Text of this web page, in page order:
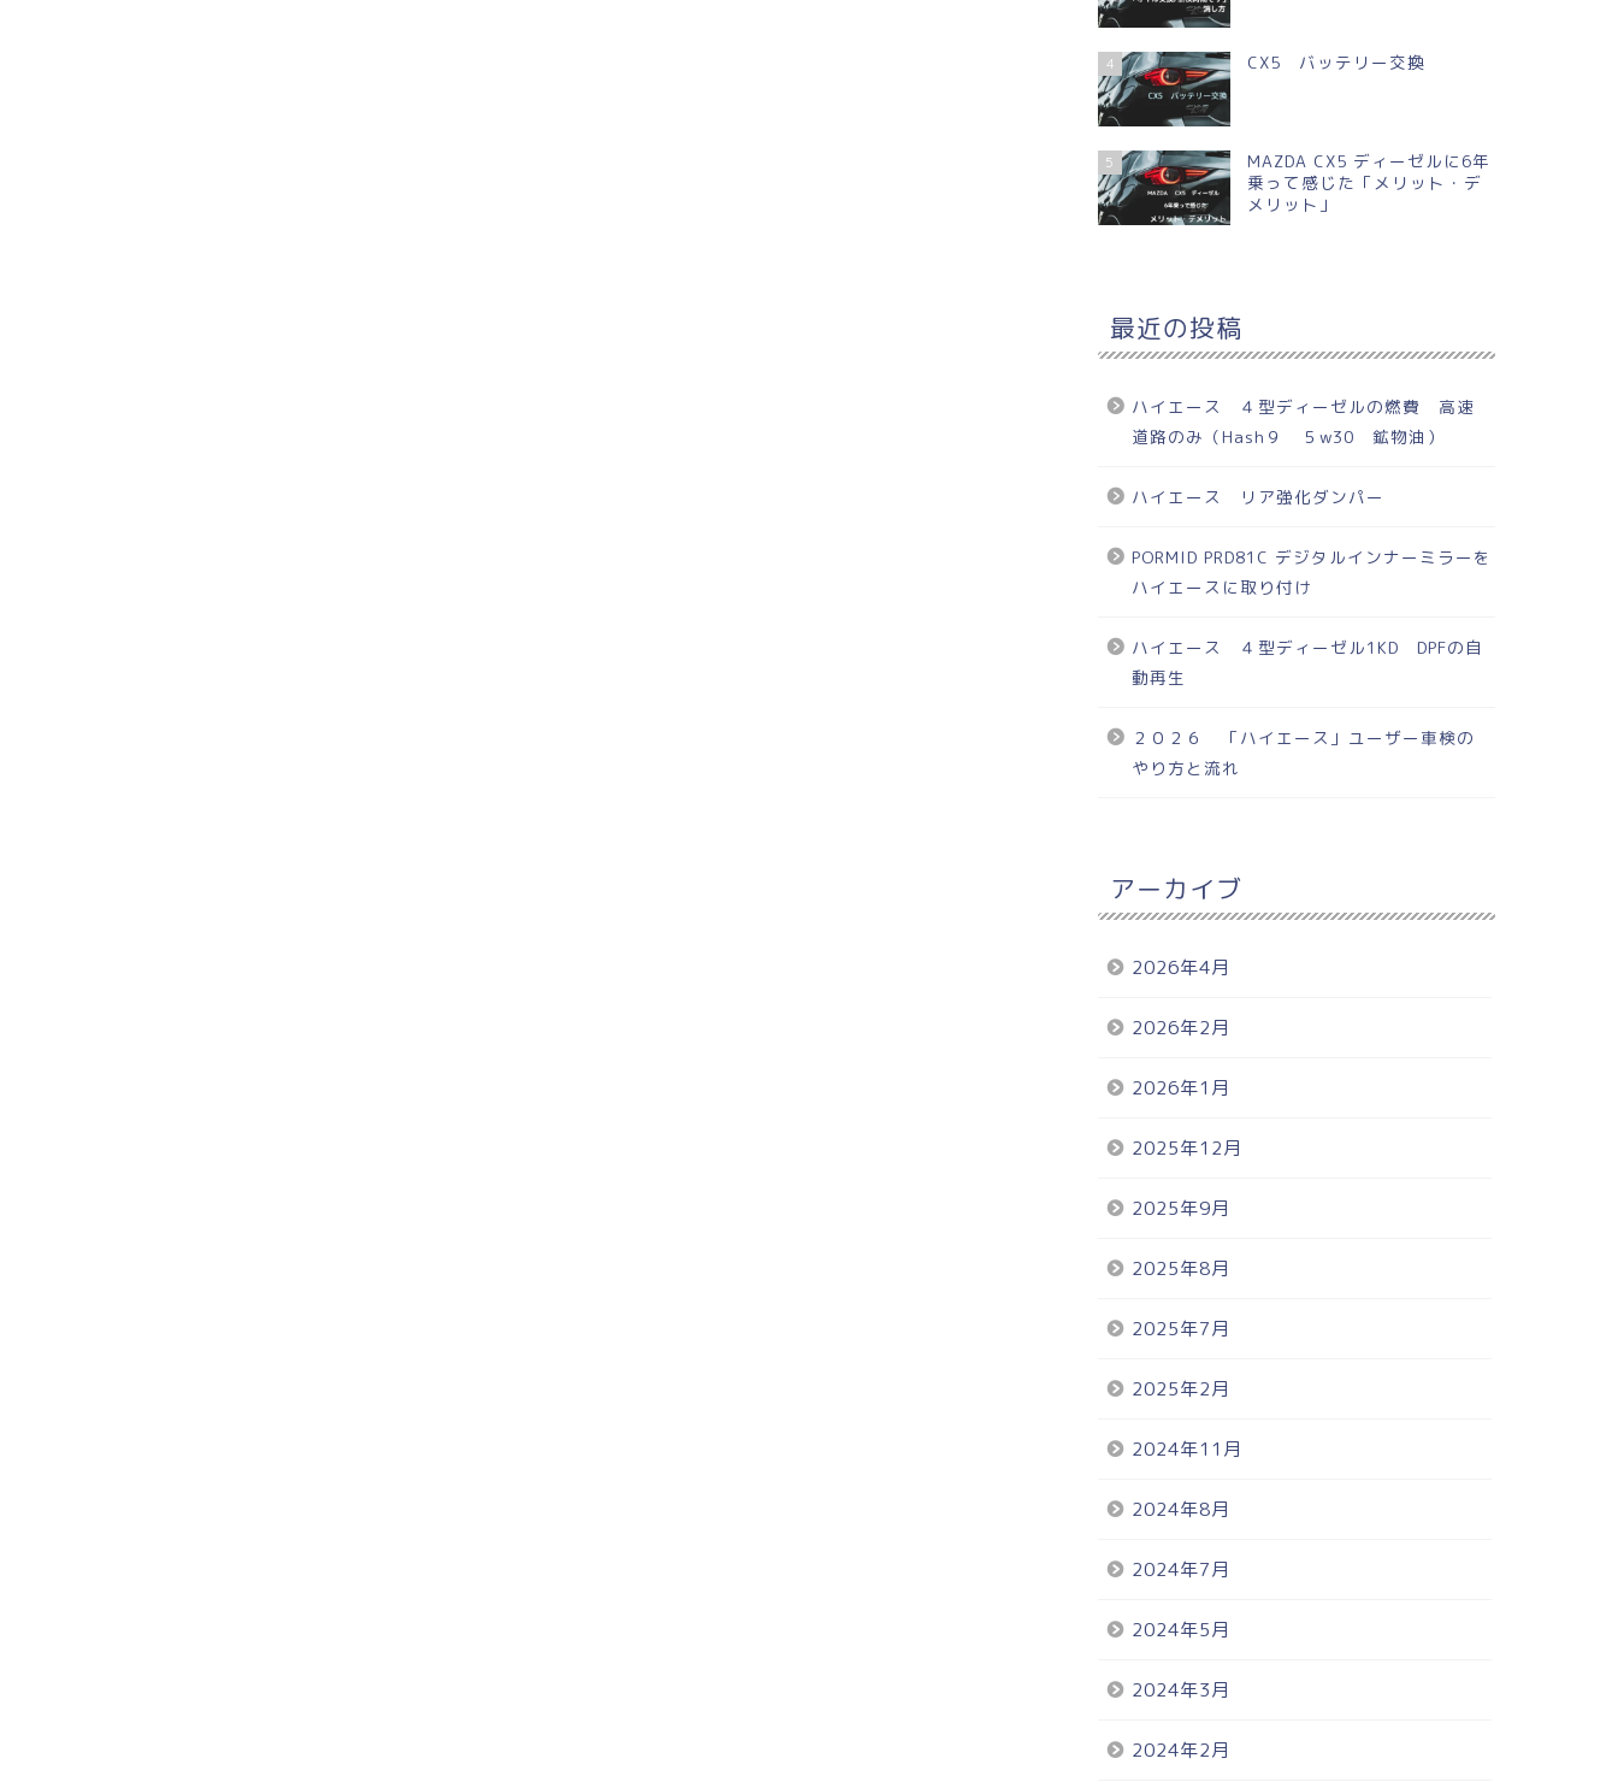
4 CX5 バッテリー交換
5
MAZDA CX5 ディーゼルに6年
乗って感じた「メリット・デ
メリット」
最近の投稿
ハイエース ４型ディーゼルの燃費 高速
道路のみ（Hash９ ５w30 鉱物油）
ハイエース リア強化ダンパー
PORMID PRD81C デジタルインナーミラーを
ハイエースに取り付け
ハイエース ４型ディーゼル1KD DPFの自
動再生
２０２６ 「ハイエース」ユーザー車検の
やり方と流れ
アーカイブ
2026年4月
2026年2月
2026年1月
2025年12月
2025年9月
2025年8月
2025年7月
2025年2月
2024年11月
2024年8月
2024年7月
2024年5月
2024年3月
2024年2月